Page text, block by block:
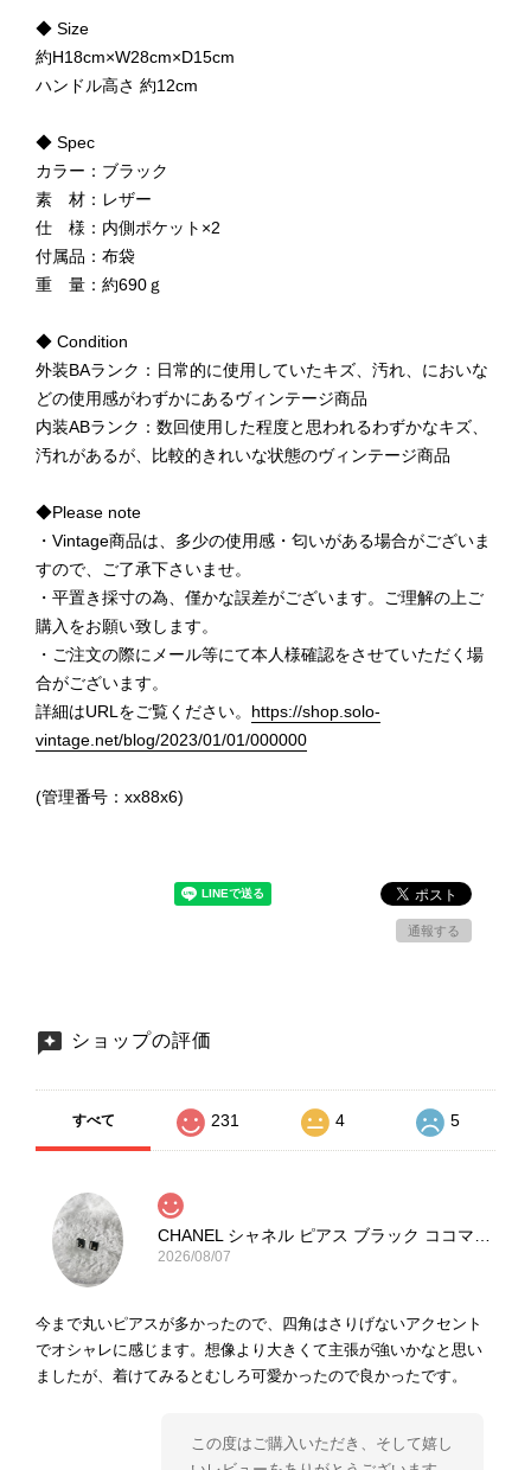
◆ Size
約H18cm×W28cm×D15cm
ハンドル高さ 約12cm
◆ Spec
カラー：ブラック
素 材：レザー
仕 様：内側ポケット×2
付属品：布袋
重 量：約690ｇ
◆ Condition
外装BAランク：日常的に使用していたキズ、汚れ、においな
どの使用感がわずかにあるヴィンテージ商品
内装ABランク：数回使用した程度と思われるわずかなキズ、
汚れがあるが、比較的きれいな状態のヴィンテージ商品
◆Please note
・Vintage商品は、多少の使用感・匂いがある場合がございま
すので、ご了承下さいませ。
・平置き採寸の為、僅かな誤差がございます。ご理解の上ご
購入をお願い致します。
・ご注文の際にメール等にて本人様確認をさせていただく場
合がございます。
詳細はURLをご覧ください。 https://shop.solo-
vintage.net/blog/2023/01/01/000000
(管理番号：xx88x6)
通報する
ショップの評価
すべて 231 4 5
CHANEL シャネル ピアス ブラック ココマーク ストーン vintage ヴィンテージ オールド yg33jb
2026/08/07
今まで丸いピアスが多かったので、四角はさりげないアクセント
でオシャレに感じます。想像より大きくて主張が強いかなと思い
ましたが、着けてみるとむしろ可愛かったので良かったです。
この度はご購入いただき、そして嬉し